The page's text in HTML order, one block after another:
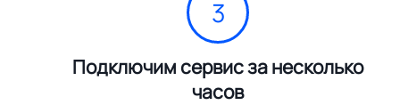
3
Подключим сервис за несколько
часов